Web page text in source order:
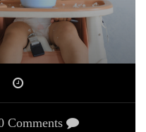
05:16
Comments